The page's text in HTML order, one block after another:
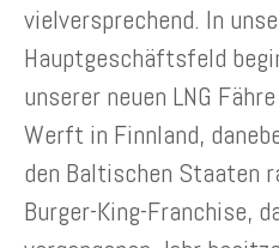
vielversprechend. In
Hauptgeschäftsfeld
unserer neuen LNG
Werft in Finnland,
den Baltischen Staaten
Burger-King-Franchise,